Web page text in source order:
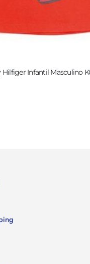
Infantil Masculino